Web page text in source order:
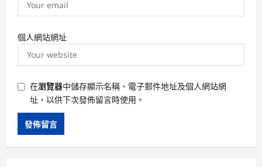
個人網站網址
在瀏覽器中儲存顯示名稱、電子郵件地址及個人網站網
址，以供下次發佈留言時使用。